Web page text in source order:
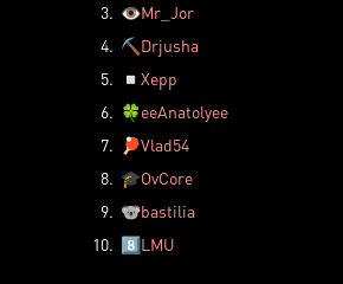
3. 👁️Mr_Jor
4. ⛏️ Drjusha
5.
◽ Xepp
6. 🍀eeAnatolyee
7.
🏓Vlad54
8. 🎓OvCore
9. 🐨bastilia
10. 8️⃣LMU